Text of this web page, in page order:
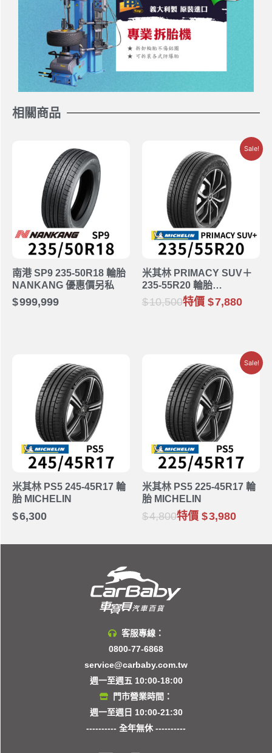
相關商品
南港 SP9 235-50R18 輪胎
NANKANG 優惠價另私
999,999
Sale!
米其林 PRIMACY SUV＋
235-55R20 輪胎
MICHELIN
10,500特價 7,880
米其林 PS5 245-45R17 輪
胎 MICHELIN
6,300
Sale!
米其林 PS5 225-45R17 輪
胎 MICHELIN
4,800特價 3,980
客服專線：
0800-77-6868
service@carbaby.com.tw
週一至週五 10:00-18:00
門市營業時間：
週一至週日 10:00-21:30
---------- 全年無休 ----------